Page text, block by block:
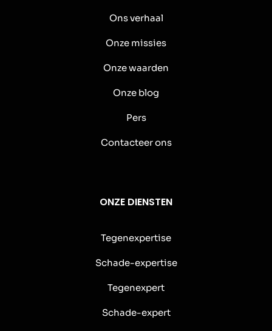
Ons verhaal
Onze missies
Onze waarden
Onze blog
Pers
Contacteer ons
ONZE DIENSTEN
Tegenexpertise
Schade-expertise
Tegenexpert
Schade-expert